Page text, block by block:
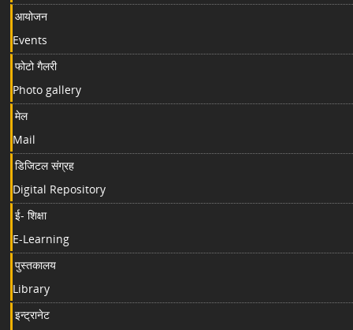
आयोजन
Events
फोटो गैलरी
Photo gallery
मेल
Mail
डिजिटल संग्रह
Digital Repository
ई- शिक्षा
E-Learning
पुस्तकालय
Library
इन्ट्रानेट